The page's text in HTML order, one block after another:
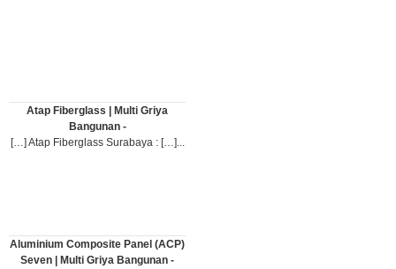
Atap Fiberglass | Multi Griya
Bangunan -
[…] Atap Fiberglass Surabaya : […]...
Aluminium Composite Panel (ACP)
Seven | Multi Griya Bangunan -